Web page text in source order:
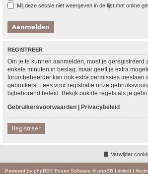
Mij deze sessie niet weergeven in de lijst met online
REGISTREER
Om je te kunnen aanmelden, moet je geregistreerd
enkele minuten in beslag, maar geeft je extra
forumbeheerder kan ook extra permissies toestaan
gebruikers. Lees voor registratie onze
bijbehorend beleid. Bekijk ook de regels als je
Gebruikersvoorwaarden | Privacybeleid
Registreer
Verwijder
Powered by phpBB® Forum Software © phpBB Limited |